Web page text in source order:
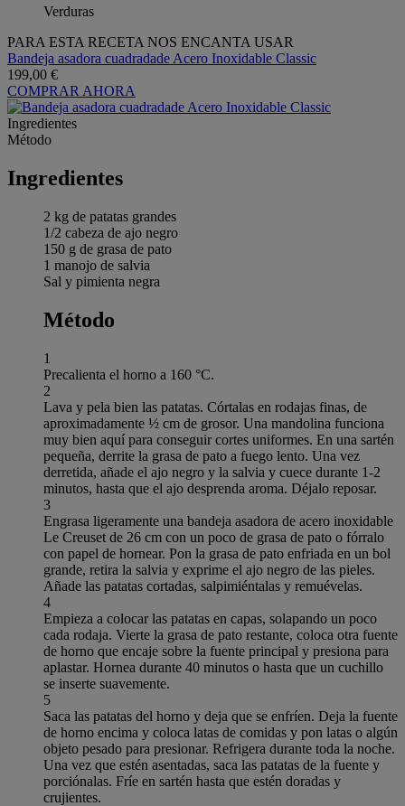
Verduras
PARA ESTA RECETA NOS ENCANTA USAR
Bandeja asadora cuadradade Acero Inoxidable Classic
199,00 €
COMPRAR AHORA
Ingredientes
Método
Ingredientes
2 kg de patatas grandes
1/2 cabeza de ajo negro
150 g de grasa de pato
1 manojo de salvia
Sal y pimienta negra
Método
1
Precalienta el horno a 160 °C.
2
Lava y pela bien las patatas. Córtalas en rodajas finas, de
aproximadamente ½ cm de grosor. Una mandolina funciona
muy bien aquí para conseguir cortes uniformes. En una sartén
pequeña, derrite la grasa de pato a fuego lento. Una vez
derretida, añade el ajo negro y la salvia y cuece durante 1-2
minutos, hasta que el ajo desprenda aroma. Déjalo reposar.
3
Engrasa ligeramente una bandeja asadora de acero inoxidable
Le Creuset de 26 cm con un poco de grasa de pato o fórralo
con papel de hornear. Pon la grasa de pato enfriada en un bol
grande, retira la salvia y exprime el ajo negro de las pieles.
Añade las patatas cortadas, salpimiéntalas y remuévelas.
4
Empieza a colocar las patatas en capas, solapando un poco
cada rodaja. Vierte la grasa de pato restante, coloca otra fuente
de horno que encaje sobre la fuente principal y presiona para
aplastar. Hornea durante 40 minutos o hasta que un cuchillo
se inserte suavemente.
5
Saca las patatas del horno y deja que se enfríen. Deja la fuente
de horno encima y coloca latas de comidas y pon latas o algún
objeto pesado para presionar. Refrigera durante toda la noche.
Una vez que estén asentadas, saca las patatas de la fuente y
porciónalas. Fríe en sartén hasta que estén doradas y
crujientes.